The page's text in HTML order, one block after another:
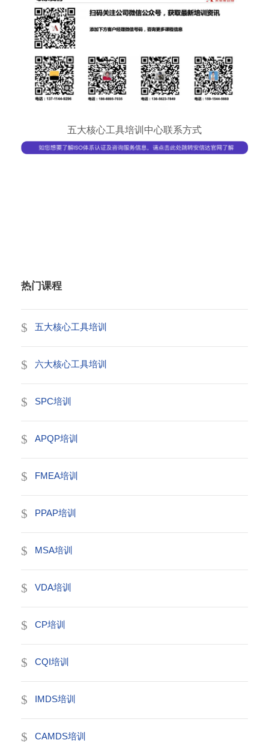
五大核心工具培训中心联系方式
热门课程
五大核心工具培训
六大核心工具培训
SPC培训
APQP培训
FMEA培训
PPAP培训
MSA培训
VDA培训
CP培训
CQI培训
IMDS培训
CAMDS培训